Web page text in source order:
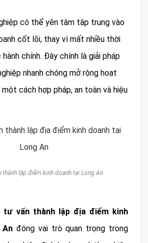
có thể yên tâm tập trung vào
cốt lõi, thay vì mất nhiều thời
chính. Đây chính là giải pháp
nhanh chóng mở rộng hoạt
cách hợp pháp, an toàn và hiệu
thành lập điểm kinh doanh tại Long An
tư vấn thành lập địa điểm kinh
An đóng vai trò quan trọng trong